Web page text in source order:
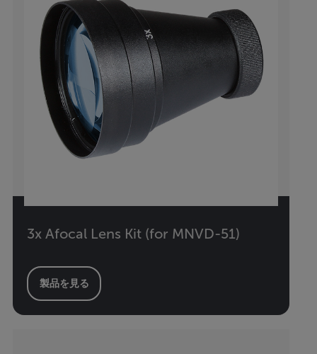
3x Afocal Lens Kit (for MNVD-51)
製品を見る